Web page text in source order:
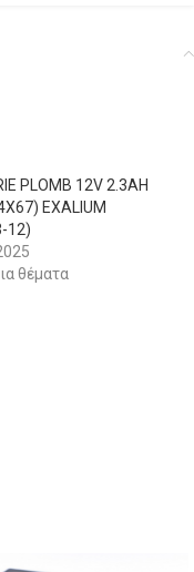
PLOMB 12V 2.3AH
EXALIUM
12)
θέματα